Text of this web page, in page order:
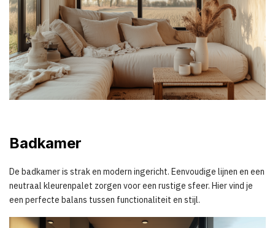
Badkamer
De badkamer is strak en modern ingericht. Eenvoudige lijnen en een
neutraal kleurenpalet zorgen voor een rustige sfeer. Hier vind je
een perfecte balans tussen functionaliteit en stijl.